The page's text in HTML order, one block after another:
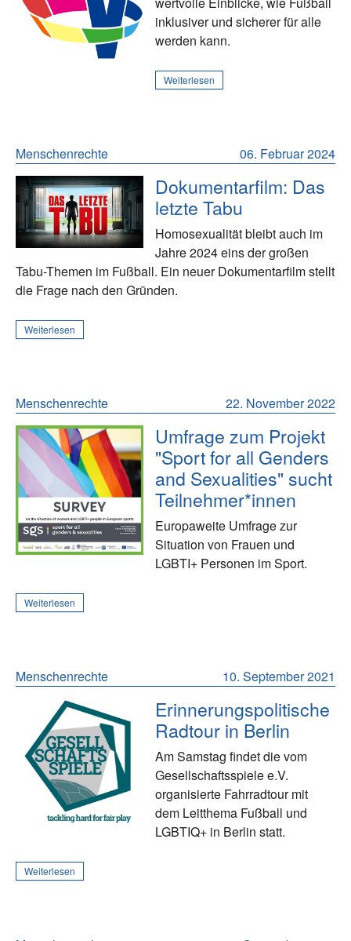
inklusiver und sicherer für alle
werden kann.
Weiterlesen
06. Februar 2024
Menschenrechte
Dokumentarfilm: Das
letzte Tabu
Homosexualität bleibt auch im
Jahre 2024 eins der großen
Tabu-Themen im Fußball. Ein neuer Dokumentarfilm stellt
die Frage nach den Gründen.
Weiterlesen
22. November 2022
Menschenrechte
Umfrage zum Projekt
"Sport for all Genders
and Sexualities" sucht
Teilnehmer*innen
Europaweite Umfrage zur
Situation von Frauen und
LGBTI+ Personen im Sport.
Weiterlesen
10. September 2021
Menschenrechte
Erinnerungspolitische
Radtour in Berlin
Am Samstag findet die vom
Gesellschaftsspiele e.V.
organisierte Fahrradtour mit
dem Leitthema Fußball und
LGBTIQ+ in Berlin statt.
Weiterlesen